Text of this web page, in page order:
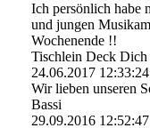
Ich persönlich habe
und jungen
Wochenende !!
Tischlein Deck Dich
24.06.2017 12:33:24
Wir lieben unseren
Bassi
29.09.2016 12:52:47